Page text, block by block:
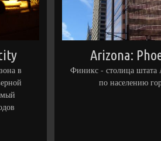
в
Arizona:
Финикс - столица штата
по населению